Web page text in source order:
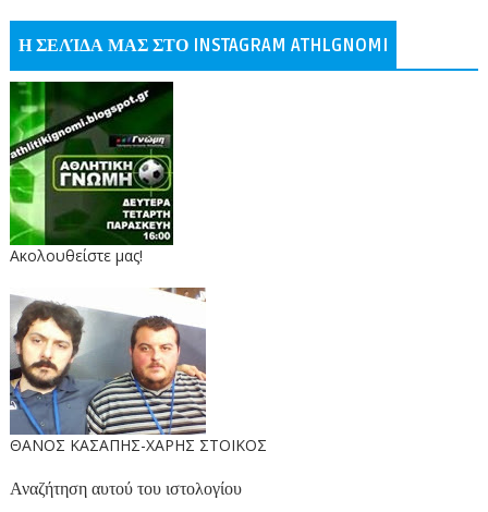
Η ΣΕΛΊΔΑ ΜΑΣ ΣΤΟ INSTAGRAM ATHLGNOMI
Ακολουθείστε μας!
ΘΑΝΟΣ ΚΑΣΑΠΗΣ-ΧΑΡΗΣ ΣΤΟΙΚΟΣ
Αναζήτηση αυτού του ιστολογίου